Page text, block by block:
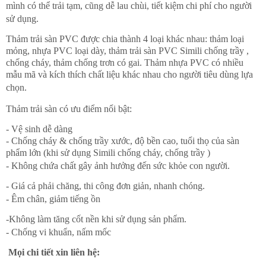
mình có thể trải tạm, cũng dễ lau chùi, tiết kiệm chi phí cho người
sử dụng.
Thảm trải sàn PVC được chia thành 4 loại khác nhau: thảm loại
mỏng, nhựa PVC loại dày, thảm trải sàn PVC Simili chống trầy ,
chống cháy, thảm chống trơn có gai. Thảm nhựa PVC có nhiều
mẫu mã và kích thích chất liệu khác nhau cho người tiêu dùng lựa
chọn.
Thảm trải sàn có ưu điểm nổi bật:
- Vệ sinh dễ dàng
- Chống cháy & chống trầy xước, độ bền cao, tuổi thọ của sàn
phẩm lớn (khi sử dụng Simili chống cháy, chống trầy )
- Không chứa chất gây ảnh hưởng đến sức khỏe con người.
- Giá cả phải chăng, thi công đơn giản, nhanh chóng.
- Êm chân, giảm tiếng ồn
-Không làm tăng cốt nền khi sử dụng sản phẩm.
- Chống vi khuẩn, nấm mốc
Mọi chi tiết xin liên hệ: